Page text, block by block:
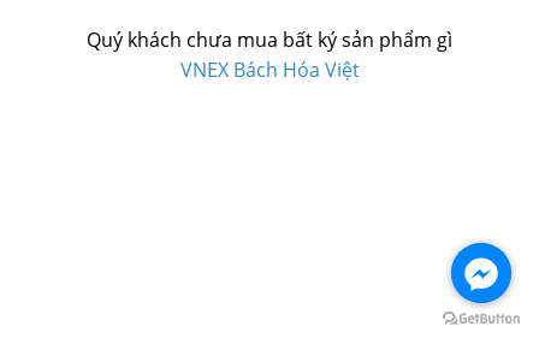
Quý khách chưa mua bất ký sản phẩm gì
VNEX Bách Hóa Việt